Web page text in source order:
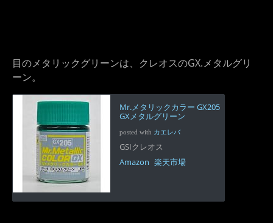
目のメタリックグリーンは、クレオスのGX.メタルグリ
ーン。
Mr.メタリックカラー GX205
GXメタルグリーン
posted with カエレバ
GSIクレオス
Amazon 楽天市場